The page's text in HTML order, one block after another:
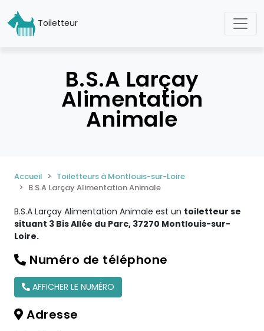
Toiletteur
B.S.A Larçay
Alimentation
Animale
Accueil
Toiletteurs à Montlouis-sur-Loire
B.S.A Larçay Alimentation Animale
B.S.A Larçay Alimentation Animale est un toiletteur se
situant 3 Bis Allée du Parc, 37270 Montlouis-sur-
Loire.
Numéro de téléphone
AFFICHER LE NUMÉRO
Adresse